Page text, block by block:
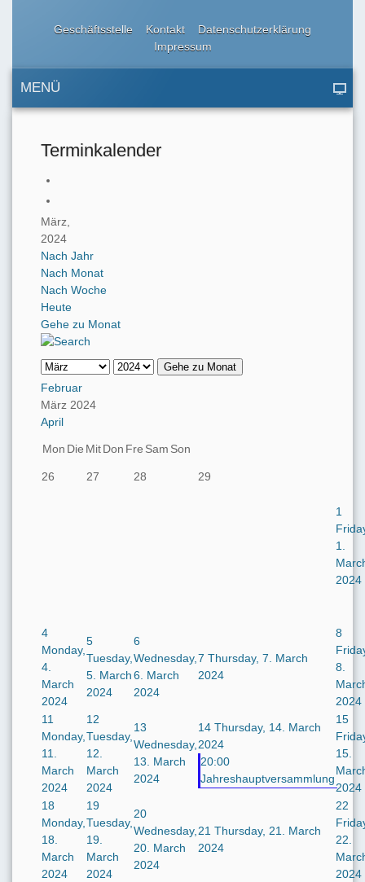
Geschäftsstelle Kontakt
Datenschutzerklärung
Impressum
MENÜ
Terminkalender
März,
2024
Nach Jahr
Nach Monat
Nach Woche
Heute
Gehe zu Monat
Gehe zu Monat
Februar
März 2024
April
Mon Die MitDon Fre Sam Son
26 27 28 29
1
1.
2024
4
Monday,
4.
March
2024
5
Tuesday,
5. March
2024
6
Wednesday,
6. March
2024
7 Thursday, 7. March
2024
8
8.
2024
11
Monday,
11.
March
2024
12
Tuesday,
12.
March
2024
13
Wednesday,
13. March
2024
14 Thursday, 14. March
2024
20:00
Jahreshauptversammlung
15
15.
2024
18
Monday,
18.
March
2024
19
Tuesday,
19.
March
2024
20
Wednesday,
20. March
2024
21 Thursday, 21. March
2024
22
22.
2024